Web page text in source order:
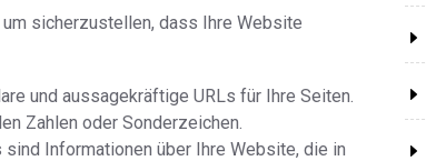
sicherzustellen, dass Ihre Website
und aussagekräftige URLs für Ihre Seiten.
Zahlen oder Sonderzeichen.
Informationen über Ihre Website, die in